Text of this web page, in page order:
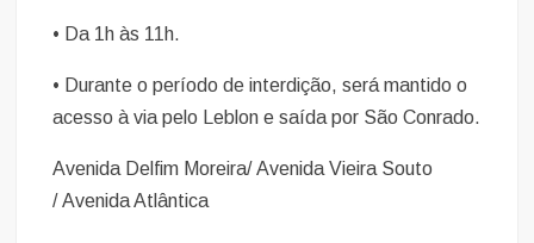
• Da 1h às 11h.
• Durante o período de interdição, será mantido o
acesso à via pelo Leblon e saída por São Conrado.
Avenida Delfim Moreira/ Avenida Vieira Souto
/ Avenida Atlântica